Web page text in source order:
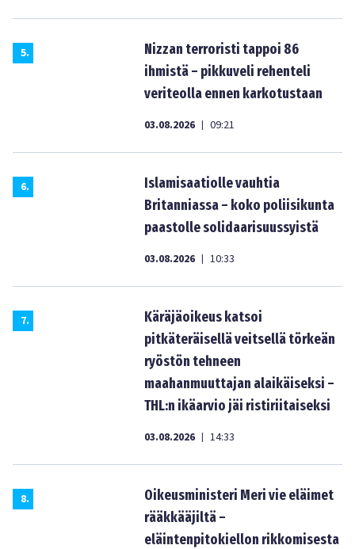
5.
Nizzan terroristi tappoi 86
ihmistä – pikkuveli rehenteli
veriteolla ennen karkotustaan
03.08.2026 | 09:21
6.
Islamisaatiolle vauhtia
Britanniassa – koko poliisikunta
paastolle solidaarisuussyistä
03.08.2026 | 10:33
7.
Käräjäoikeus katsoi
pitkäteräisellä veitsellä törkeän
ryöstön tehneen
maahanmuuttajan alaikäiseksi –
THL:n ikäarvio jäi ristiriitaiseksi
03.08.2026 | 14:33
8.
Oikeusministeri Meri vie eläimet
rääkkääjiltä –
eläintenpitokiellon rikkomisesta